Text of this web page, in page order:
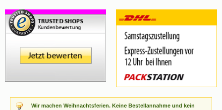
Wir machen Weihnachtsferien. Keine Bestellannahme und kein